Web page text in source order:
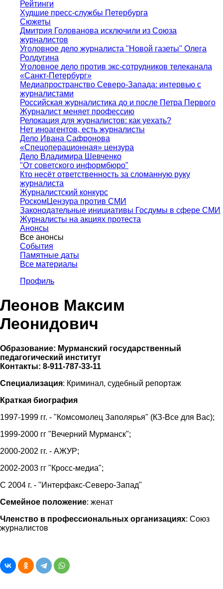
Рейтинги
Худшие пресс-службы Петербурга
Сюжеты
Дмитрия Голованова исключили из Союза
журналистов
Уголовное дело журналиста "Новой газеты" Олега
Ролдугина
Уголовное дело против экс-сотрудников телеканала
«Санкт-Петербург»
Медиапространство Северо-Запада: интервью с
журналистами
Российская журналистика до и после Петра Первого
Журналист меняет профессию
Релокация для журналистов: как уехать?
Нет иноагентов, есть журналисты
Дело Ивана Сафронова
«Спецоперационная» цензура
Дело Владимира Шевченко
"От советского информбюро"
Кто несёт ответственность за сломанную руку
журналиста
Журналистский конкурс
РоскомЦензура против СМИ
Законодательные инициативы Госдумы в сфере СМИ
Журналисты на акциях протеста
Анонсы
Все анонсы
События
Памятные даты
Все материалы
Профиль
Леонов Максим
Леонидович
Образование: Мурманский государственный
педагогический институт
Контакты: 8-911-787-33-11
Специализация: Криминал, судебный репортаж
Краткая биография
1997-1999 гг. - "Комсомолец Заполярья" (КЗ-Все для Вас);
1999-2000 гг "Вечерний Мурманск";
2000-2002 гг. - АЖУР;
2002-2003 гг "Кросс-медиа";
С 2004 г. - "Интерфакс-Северо-Запад"
Семейное положение: женат
Членство в профессиональных организациях: Союз
журналистов